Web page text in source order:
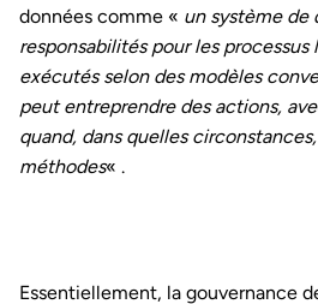
données comme « un système de
responsabilités pour les processus
exécutés selon des modèles
peut entreprendre des actions,
quand, dans quelles
méthodes« .
Essentiellement, la gouvernance